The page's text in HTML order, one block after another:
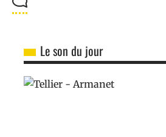
Le son du jour